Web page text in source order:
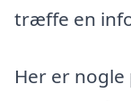
træffe en
Her er